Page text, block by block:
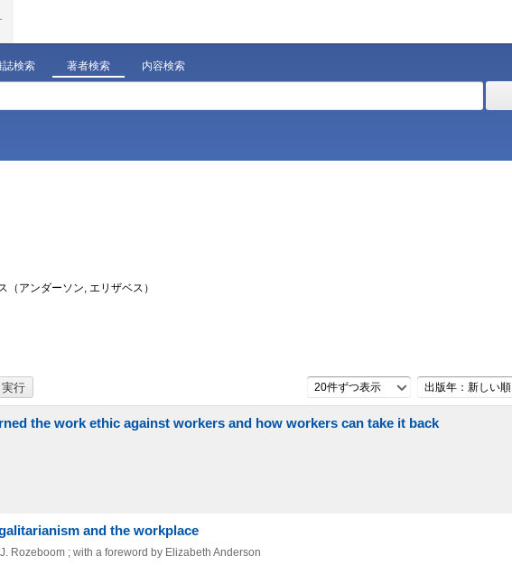
誌検索 著者検索 内容検索
（アンダーソン, エリザベス）
20件ずつ表示 出版年：新しい順
the work ethic against workers and how workers can take it back
and the workplace
Rozeboom ; with a foreword by Elizabeth Anderson